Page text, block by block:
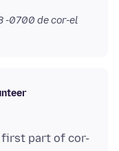
-0700 de cor-el
first part of cor-